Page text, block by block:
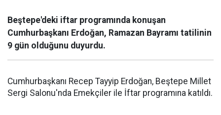
Beştepe'deki iftar programında konuşan
Cumhurbaşkanı Erdoğan, Ramazan Bayramı tatilinin
9 gün olduğunu duyurdu.
Cumhurbaşkanı Recep Tayyip Erdoğan, Beştepe Millet
Sergi Salonu'nda Emekçiler ile İftar programına katıldı.